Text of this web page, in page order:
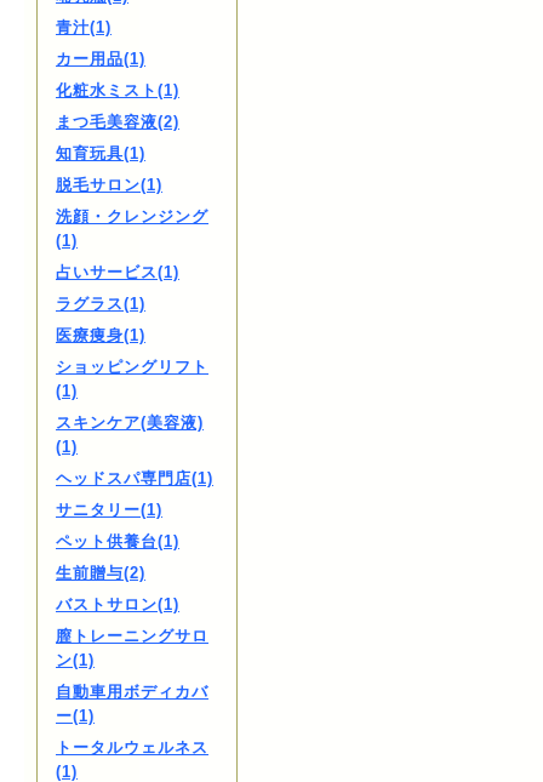
青汁(1)
カー用品(1)
化粧水ミスト(1)
まつ毛美容液(2)
知育玩具(1)
脱毛サロン(1)
洗顔・クレンジング
(1)
占いサービス(1)
ラグラス(1)
医療痩身(1)
ショッピングリフト
(1)
スキンケア(美容液)
(1)
ヘッドスパ専門店(1)
サニタリー(1)
ペット供養台(1)
生前贈与(2)
バストサロン(1)
膣トレーニングサロ
ン(1)
自動車用ボディカバ
ー(1)
トータルウェルネス
(1)